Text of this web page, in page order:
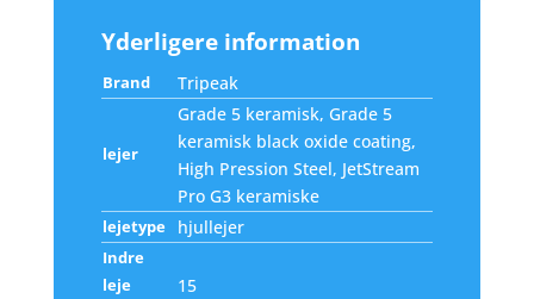
Yderligere information
Brand Tripeak
lejer
Grade 5 keramisk, Grade 5
keramisk black oxide coating,
High Pression Steel, JetStream
Pro G3 keramiske
lejetype hjullejer
Indre
leje
15